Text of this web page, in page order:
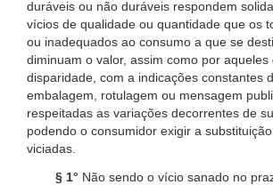
duráveis ou não duráveis respondem
vícios de qualidade ou quantidade que os
ou inadequados ao consumo a que se
diminuam o valor, assim como por aqueles
disparidade, com a indicações constantes
embalagem, rotulagem ou mensagem
respeitadas as variações decorrentes de
podendo o consumidor exigir a
viciadas.
§ 1° Não sendo o vício sanado no